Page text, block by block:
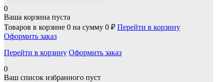
0
Ваша корзина пуста
Товаров в корзине 0 на сумму 0 ₽ Перейти в корзину
Оформить заказ
Перейти в корзину Оформить заказ
0
Ваш список избранного пуст